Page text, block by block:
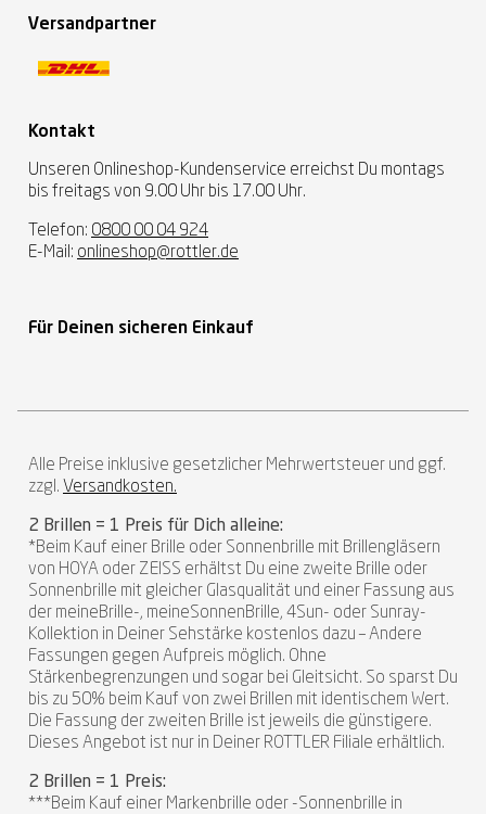
Versandpartner
Kontakt
Unseren Onlineshop-Kundenservice erreichst Du montags
bis freitags von 9.00 Uhr bis 17.00 Uhr.
Telefon: 0800 00 04 924
E-Mail: onlineshop@rottler.de
Für Deinen sicheren Einkauf
Alle Preise inklusive gesetzlicher Mehrwertsteuer und ggf.
zzgl. Versandkosten.
2 Brillen = 1 Preis für Dich alleine:
*Beim Kauf einer Brille oder Sonnenbrille mit Brillengläsern
von HOYA oder ZEISS erhältst Du eine zweite Brille oder
Sonnenbrille mit gleicher Glasqualität und einer Fassung aus
der meineBrille-, meineSonnenBrille, 4Sun- oder Sunray-
Kollektion in Deiner Sehstärke kostenlos dazu – Andere
Fassungen gegen Aufpreis möglich. Ohne
Stärkenbegrenzungen und sogar bei Gleitsicht. So sparst Du
bis zu 50% beim Kauf von zwei Brillen mit identischem Wert.
Die Fassung der zweiten Brille ist jeweils die günstigere.
Dieses Angebot ist nur in Deiner ROTTLER Filiale erhältlich.
2 Brillen = 1 Preis:
***Beim Kauf einer Markenbrille oder -Sonnenbrille in